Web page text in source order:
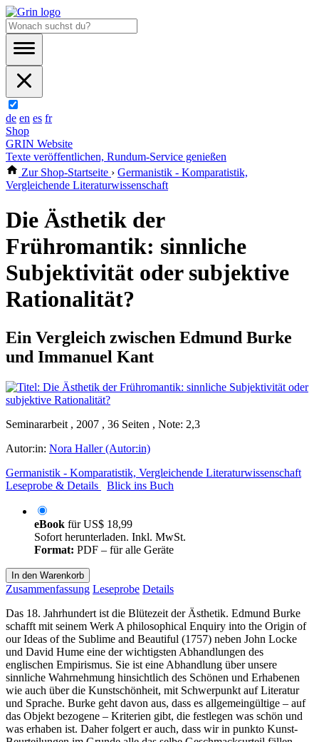
de en es fr
Shop
GRIN Website
Texte veröffentlichen, Rundum-Service genießen
Zur Shop-Startseite › Germanistik - Komparatistik,
Vergleichende Literaturwissenschaft
Die Ästhetik der
Frühromantik: sinnliche
Subjektivität oder subjektive
Rationalität?
Ein Vergleich zwischen Edmund Burke
und Immanuel Kant
Seminararbeit , 2007 , 36 Seiten , Note: 2,3
Autor:in: Nora Haller (Autor:in)
Germanistik - Komparatistik, Vergleichende Literaturwissenschaft
Leseprobe & Details
Blick ins Buch
eBook fürUS$ 18,99
Sofort herunterladen. Inkl. MwSt.
Format: PDF – für alle Geräte
In den Warenkorb
Zusammenfassung Leseprobe Details
Das 18. Jahrhundert ist die Blütezeit der Ästhetik. Edmund Burke
schafft mit seinem Werk A philosophical Enquiry into the Origin of
our Ideas of the Sublime and Beautiful (1757) neben John Locke
und David Hume eine der wichtigsten Abhandlungen des
englischen Empirismus. Sie ist eine Abhandlung über unsere
sinnliche Wahrnehmung hinsichtlich des Schönen und Erhabenen
wie auch über die Kunstschönheit, mit Schwerpunkt auf Literatur
und Sprache. Burke geht davon aus, dass es allgemeingültige – auf
das Objekt bezogene – Kriterien gibt, die festlegen was schön und
was erhaben ist. Daher folgert er auch, dass wir in punkto Kunst-